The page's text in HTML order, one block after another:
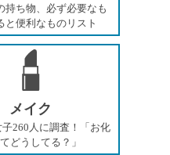
持ち物、必ず必要なも
と便利なものリスト
メイク
260人に調査！「お化
どうしてる？」